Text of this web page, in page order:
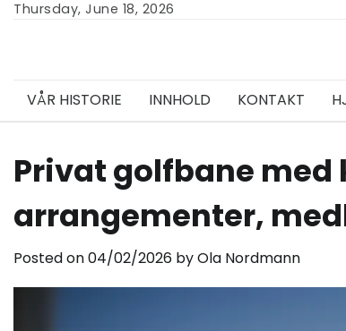
SkipThursday, June 18, 2026
VÅR HISTORIE INNHOLD KONTAKT
Privat golfbane med
arrangementer,
Posted on04/02/2026 byOla Nordmann